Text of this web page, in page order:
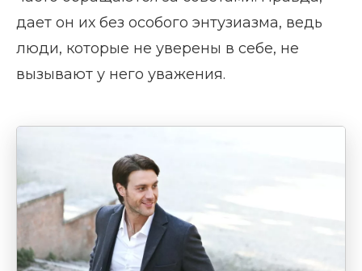
дает он их без особого энтузиазма, ведь
люди, которые не уверены в себе, не
вызывают у него уважения.